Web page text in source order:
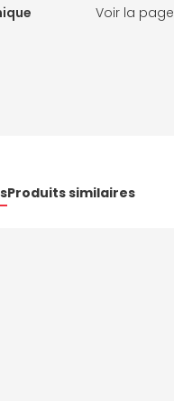
Voir la page
Produits similaires